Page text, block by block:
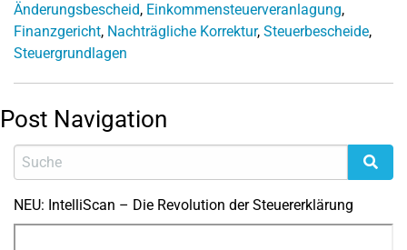
Änderungsbescheid, Einkommensteuerveranlagung,
Finanzgericht, Nachträgliche Korrektur, Steuerbescheide,
Steuergrundlagen
Post Navigation
NEU: IntelliScan – Die Revolution der Steuererklärung